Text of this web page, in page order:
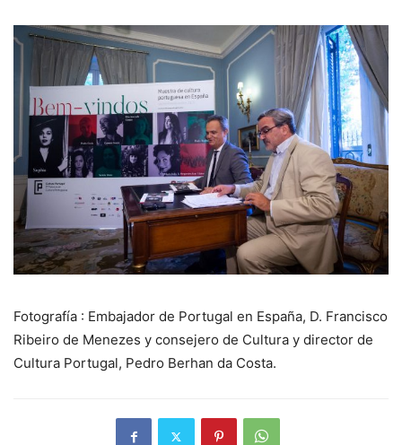
Fotografía : Embajador de Portugal en España, D. Francisco
Ribeiro de Menezes y consejero de Cultura y director de
Cultura Portugal, Pedro Berhan da Costa.